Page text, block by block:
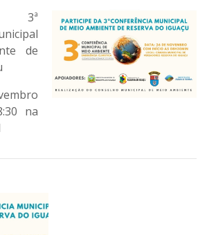
3ª
de
na